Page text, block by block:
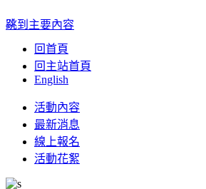
跳到主要內容
:::
回首頁
回主站首頁
English
Toggle
navigation
活動內容
最新消息
線上報名
活動花絮